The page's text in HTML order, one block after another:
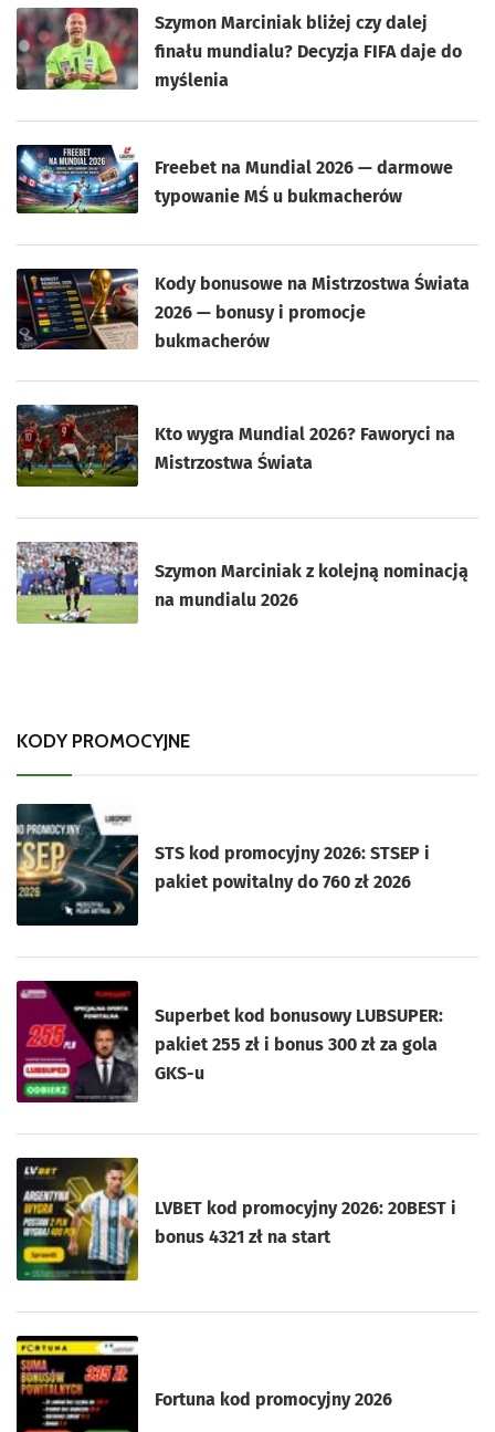
Szymon Marciniak bliżej czy dalej
finału mundialu? Decyzja FIFA daje do
myślenia
Freebet na Mundial 2026 — darmowe
typowanie MŚ u bukmacherów
Kody bonusowe na Mistrzostwa Świata
2026 — bonusy i promocje
bukmacherów
Kto wygra Mundial 2026? Faworyci na
Mistrzostwa Świata
Szymon Marciniak z kolejną nominacją
na mundialu 2026
KODY PROMOCYJNE
STS kod promocyjny 2026: STSEP i
pakiet powitalny do 760 zł 2026
Superbet kod bonusowy LUBSUPER:
pakiet 255 zł i bonus 300 zł za gola
GKS-u
LVBET kod promocyjny 2026: 20BEST i
bonus 4321 zł na start
Fortuna kod promocyjny 2026